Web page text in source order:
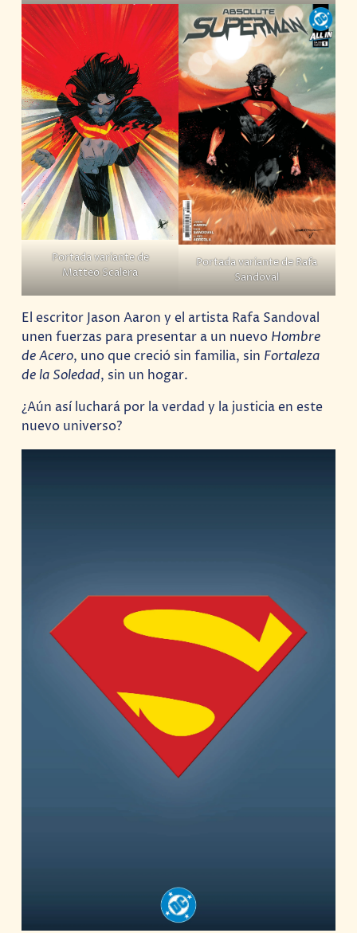
Portada variante de
Matteo Scalera
Portada variante de Rafa
Sandoval
El escritor Jason Aaron y el artista Rafa Sandoval
unen fuerzas para presentar a un nuevo Hombre
de Acero, uno que creció sin familia, sin Fortaleza
de la Soledad, sin un hogar.
¿Aún así luchará por la verdad y la justicia en este
nuevo universo?